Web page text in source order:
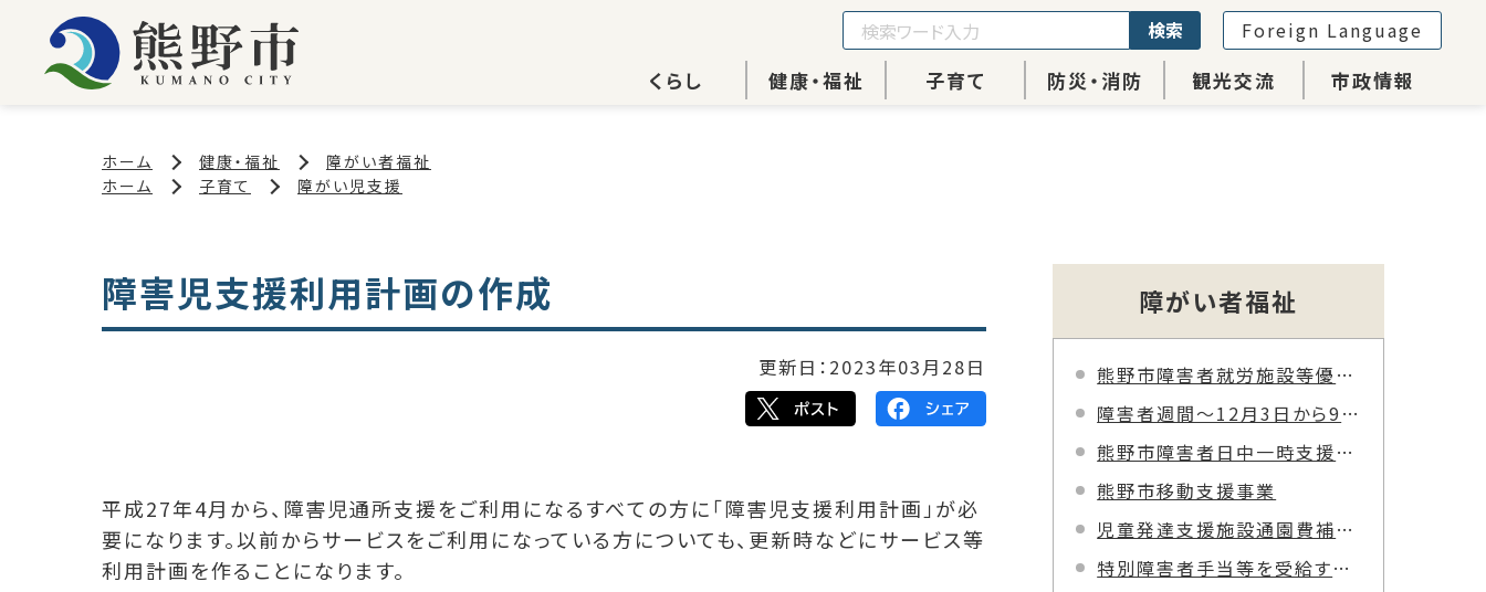
くらし 健康・福祉 子育て 防災・消防 観光交流 市政情報
検索 Foreign Language
ホーム 健康・福祉
障がい者福祉
ホーム
子育て 障がい児支援
障害児支援利用計画の作成
更新日： 2023年03月28日
平成27年4月から、障害児通所支援をご利用になるすべての方に「障害児支援利用計画」が必
要になります。以前からサービスをご利用になっている方についても、更新時などにサービス等
利用計画を作ることになります。
障がい者福祉
熊野市障害者就労施設等優先調達の取り組みについて
障害者週間～12月3日から9日～
熊野市障害者日中一時支援事業
熊野市移動支援事業
児童発達支援施設通園費補助金
特別障害者手当等を受給するには